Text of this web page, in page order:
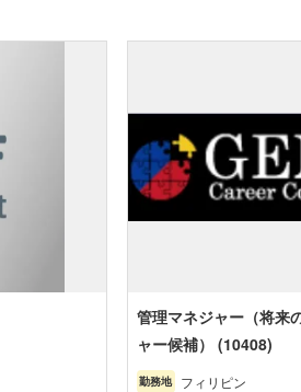
管理マネジャー（将来
ャー候補） (10408)
勤務地 フィリピン